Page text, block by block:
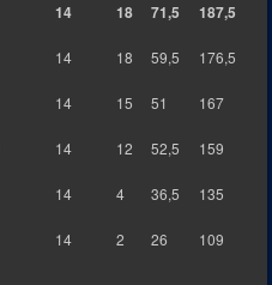
14 18 71,5 187,5
14 18 59,5 176,5
14 15 51 167
14 12 52,5 159
14 4 36,5 135
14 2 26 109